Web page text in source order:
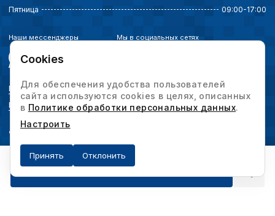
Пятница
09:00-17:00
Наши мессенджеры Мы в социальных сетях
Политика конфиденциальности
Выбор настроек cookie
© 2026 Интервесп — производственное оборудование. Все права защищены.
Cookies
Для обеспечения удобства пользователей
сайта используются cookies в целях, описанных
в Политике обработки персональных данных.
Настроить
Принять Отклонить